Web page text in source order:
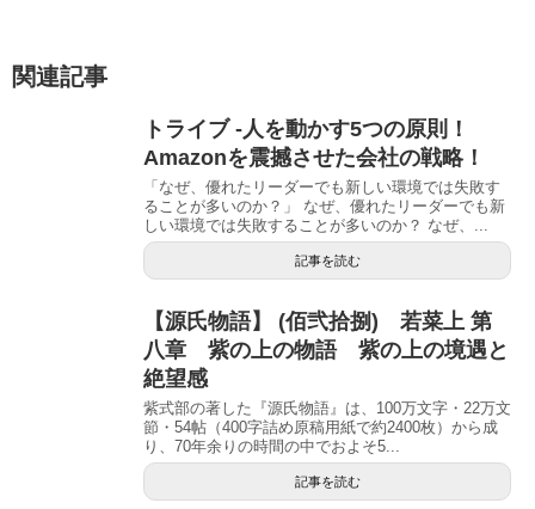
関連記事
トライブ -人を動かす5つの原則！
Amazonを震撼させた会社の戦略！
「なぜ、優れたリーダーでも新しい環境では失敗す
ることが多いのか？」 なぜ、優れたリーダーでも新
しい環境では失敗することが多いのか？ なぜ、...
記事を読む
【源氏物語】 (佰弐拾捌) 若菜上 第
八章 紫の上の物語 紫の上の境遇と
絶望感
紫式部の著した『源氏物語』は、100万文字・22万文
節・54帖（400字詰め原稿用紙で約2400枚）から成
り、70年余りの時間の中でおよそ5...
記事を読む